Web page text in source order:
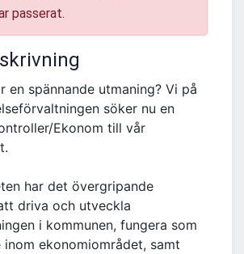
passerat.
en spännande utmaning? Vi på
söker nu en
Ekonom till vår
har det övergripande
driva och utveckla
i kommunen, fungera som
inom ekonomiområdet, samt